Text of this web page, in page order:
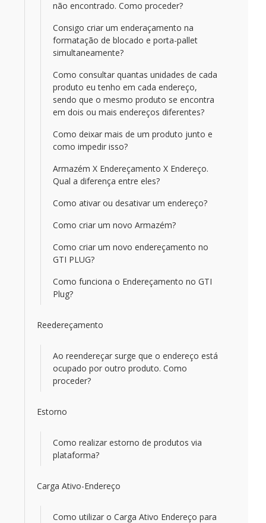
não encontrado. Como proceder?
Consigo criar um enderaçamento na
formatação de blocado e porta-pallet
simultaneamente?
Como consultar quantas unidades de cada
produto eu tenho em cada endereço,
sendo que o mesmo produto se encontra
em dois ou mais endereços diferentes?
Como deixar mais de um produto junto e
como impedir isso?
Armazém X Endereçamento X Endereço.
Qual a diferença entre eles?
Como ativar ou desativar um endereço?
Como criar um novo Armazém?
Como criar um novo endereçamento no
GTI PLUG?
Como funciona o Endereçamento no GTI
Plug?
Reedereçamento
Ao reendereçar surge que o endereço está
ocupado por outro produto. Como
proceder?
Estorno
Como realizar estorno de produtos via
plataforma?
Carga Ativo-Endereço
Como utilizar o Carga Ativo Endereço para